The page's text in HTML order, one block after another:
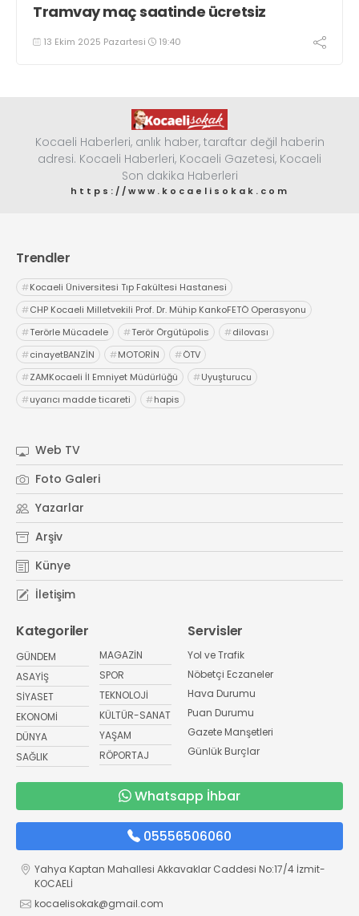
Tramvay maç saatinde ücretsiz
13 Ekim 2025 Pazartesi 19:40
Kocaeli Haberleri, anlık haber, taraftar değil haberin
adresi. Kocaeli Haberleri, Kocaeli Gazetesi, Kocaeli
Son dakika Haberleri
https://www.kocaelisokak.com
Trendler
#Kocaeli Üniversitesi Tıp Fakültesi Hastanesi
#CHP Kocaeli Milletvekili Prof. Dr. Mühip KankoFETÖ Operasyonu
#Terörle Mücadele #Terör Örgütüpolis #dilovası
#cinayetBANZİN #MOTORİN #ÖTV
#ZAMKocaeli İl Emniyet Müdürlüğü #Uyuşturucu
#uyarıcı madde ticareti #hapis
Web TV
Foto Galeri
Yazarlar
Arşiv
Künye
İletişim
Kategoriler
GÜNDEM
ASAYİŞ
SİYASET
EKONOMİ
DÜNYA
SAĞLIK
MAGAZİN
SPOR
TEKNOLOJİ
KÜLTÜR-SANAT
YAŞAM
RÖPORTAJ
Servisler
Yol ve Trafik
Nöbetçi Eczaneler
Hava Durumu
Puan Durumu
Gazete Manşetleri
Günlük Burçlar
Whatsapp İhbar
05556506060
Yahya Kaptan Mahallesi Akkavaklar Caddesi No:17/4 İzmit-
KOCAELİ
kocaelisokak@gmail.com